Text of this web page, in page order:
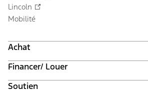
Lincoln
Mobilité
Achat
Équiper et obtenir un prix
Offres en cours
Suivi de commande automobile
Financer/ Louer
Valeur du véhicule d'échange
Soutien